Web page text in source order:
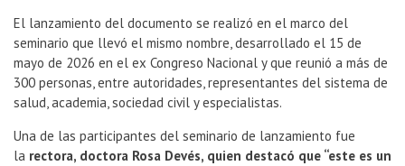
El lanzamiento del documento se realizó en el marco del
seminario que llevó el mismo nombre, desarrollado el 15 de
mayo de 2026 en el ex Congreso Nacional y que reunió a más de
300 personas, entre autoridades, representantes del sistema de
salud, academia, sociedad civil y especialistas.
Una de las participantes del seminario de lanzamiento fue
la rectora, doctora Rosa Devés, quien destacó que “este es un